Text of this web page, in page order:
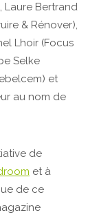
Laure Bertrand
& Rénover),
Lhoir (Focus
Selke
et
au nom de
de
et à
de ce